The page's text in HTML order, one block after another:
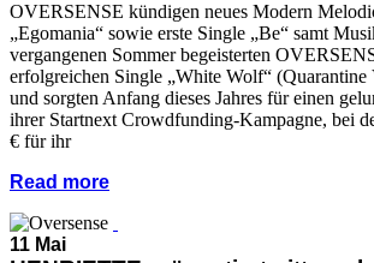
OVERSENSE kündigen neues Modern
„Egomania“ sowie erste Single „Be“ samt
vergangenen Sommer begeisterten
erfolgreichen Single „White Wolf“ (Quarantine
und sorgten Anfang dieses Jahres für einen
ihrer Startnext Crowdfunding-Kampagne, bei
€ für ihr
Read more
11 Mai